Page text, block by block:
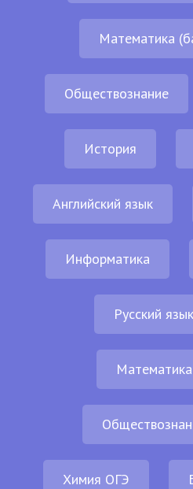
Математика
Обществознание
История
Английский язык
Информатика
Русский
Химия ОГЭ